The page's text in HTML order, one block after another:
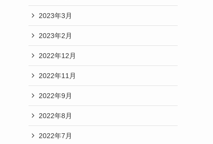
2023年3月
2023年2月
2022年12月
2022年11月
2022年9月
2022年8月
2022年7月